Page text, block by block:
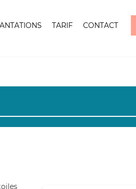
TARIF CONTACT